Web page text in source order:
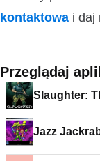
kontaktowa i daj
Przeglądaj
Slaughter:
Jazz